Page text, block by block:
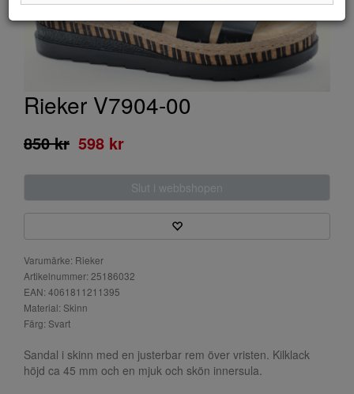
Rieker V7904-00
850 kr 598 kr
Slut i webbshopen
Varumärke: Rieker
Artikelnummer: 25186032
EAN: 4061811211395
Material: Skinn
Färg: Svart
Sandal i skinn med en justerbar rem över vristen. Kilklack
höjd ca 45 mm och en mjuk och skön innersula.